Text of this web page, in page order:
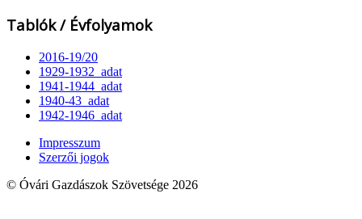
Tablók / Évfolyamok
2016-19/20
1929-1932_adat
1941-1944_adat
1940-43_adat
1942-1946_adat
Impresszum
Szerzői jogok
© Óvári Gazdászok Szövetsége 2026